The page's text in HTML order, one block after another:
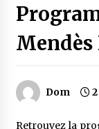
Mendès
Dom 2
Retrouvez la